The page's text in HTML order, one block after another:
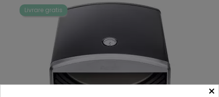
Livrare gratis
×